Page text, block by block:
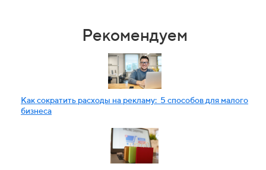
Рекомендуем
Как сократить расходы на рекламу: 5 способов для малого
бизнеса